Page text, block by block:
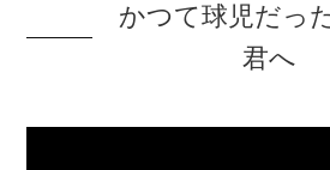
かつて球児だっ
君へ